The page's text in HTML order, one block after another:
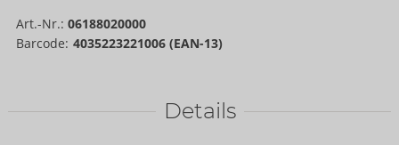
Art.-Nr.: 06188020000
Barcode: 4035223221006 (EAN-13)
Details